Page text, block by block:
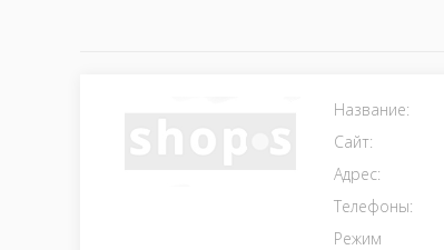
Название:
Сайт:
Адрес:
Телефоны:
Режим